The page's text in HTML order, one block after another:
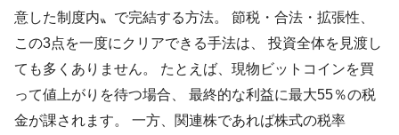
意した制度内〟で完結する方法。 節税・合法・拡張性、
この3点を一度にクリアできる手法は、 投資全体を見渡し
ても多くありません。 たとえば、現物ビットコインを買
って値上がりを待つ場合、 最終的な利益に最大55％の税
金が課されます。 一方、関連株であれば株式の税率